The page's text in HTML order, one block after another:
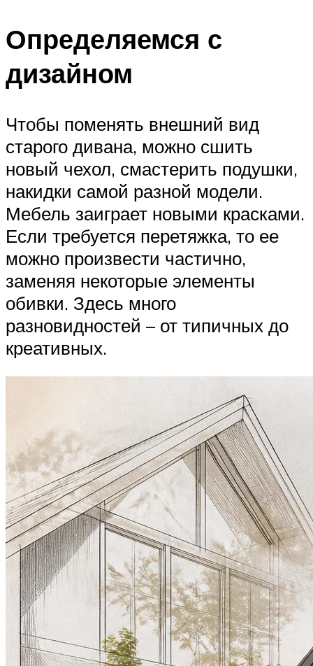
Определяемся с
дизайном
Чтобы поменять внешний вид
старого дивана, можно сшить
новый чехол, смастерить подушки,
накидки самой разной модели.
Мебель заиграет новыми красками.
Если требуется перетяжка, то ее
можно произвести частично,
заменяя некоторые элементы
обивки. Здесь много
разновидностей – от типичных до
креативных.